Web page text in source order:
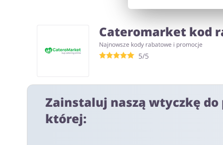
Turystyka i Podróże Usługi
Cateromarket kod
Najnowsze kody rabatowe i promocje
5/5
Zainstaluj naszą wtyczkę
której: